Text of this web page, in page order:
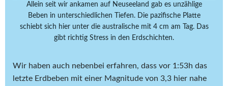
Allein seit wir ankamen auf Neuseeland gab es unzählige
Beben in unterschiedlichen Tiefen. Die pazifische Platte
schiebt sich hier unter die australische mit 4 cm am Tag. Das
gibt richtig Stress in den Erdschichten.
Wir haben auch nebenbei erfahren, dass vor 1:53h das
letzte Erdbeben mit einer Magnitude von 3,3 hier nahe